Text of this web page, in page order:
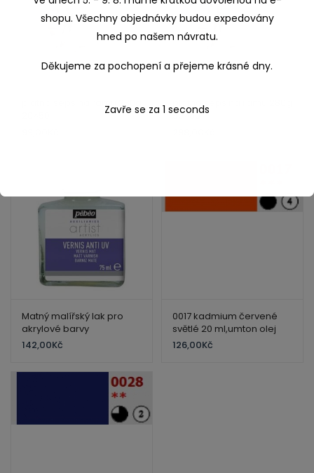
plátno šeps na rámu 280g
plátno šeps na rámu 280g
50×60
Matný malířský lak pro
akrylové barvy
142,00Kč
0017 kadmium červené
světlé 20 ml,umton olej
126,00Kč
shopu. Všechny objednávky budou expedovány
hned po našem návratu.
Děkujeme za pochopení a přejeme krásné dny.
Zavře se za 1 seconds